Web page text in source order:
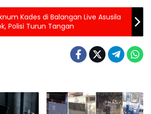
Kades di Balangan Live Asusila
Polisi Turun Tangan